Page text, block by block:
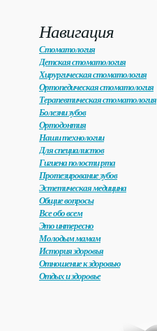
Навигация
Стоматология
Детская стоматология
Хирургическая стоматология
Ортопедическая стоматология
Терапевтическая стоматология
Болезни зубов
Ортодонтия
Наши технологии
Для специалистов
Гигиена полости рта
Протезирование зубов
Эстетическая медицина
Общие вопросы
Все обо всем
Это интересно
Молодым мамам
История здоровья
Отношение к здоровью
Отдых и здоровье